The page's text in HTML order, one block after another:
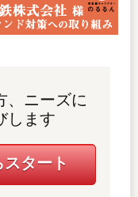
、ニーズに
します
スタート